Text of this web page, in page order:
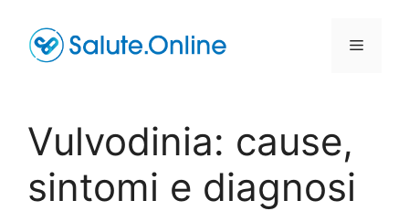
contenuto
Menu
Vulvodinia: cause,
sintomi e diagnosi